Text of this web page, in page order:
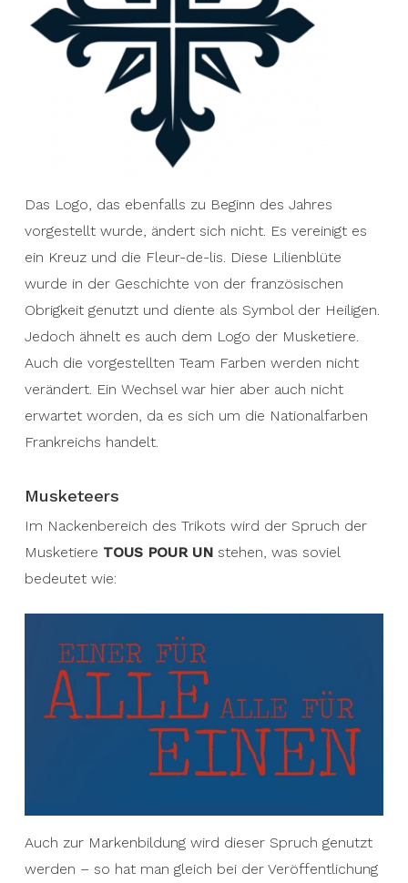
Das Logo, das ebenfalls zu Beginn des Jahres
vorgestellt wurde, ändert sich nicht. Es vereinigt es
ein Kreuz und die Fleur-de-lis. Diese Lilienblüte
wurde in der Geschichte von der französischen
Obrigkeit genutzt und diente als Symbol der Heiligen.
Jedoch ähnelt es auch dem Logo der Musketiere.
Auch die vorgestellten Team Farben werden nicht
verändert. Ein Wechsel war hier aber auch nicht
erwartet worden, da es sich um die Nationalfarben
Frankreichs handelt.
Musketeers
Im Nackenbereich des Trikots wird der Spruch der
Musketiere TOUS POUR UN stehen, was soviel
bedeutet wie:
Auch zur Markenbildung wird dieser Spruch genutzt
werden – so hat man gleich bei der Veröffentlichung